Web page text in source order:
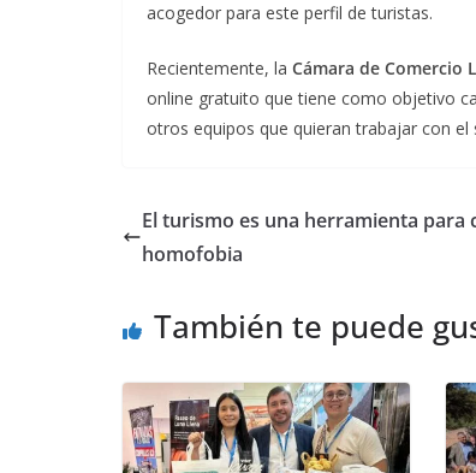
acogedor para este perfil de turistas.
Recientemente, la Cámara de Comercio
online gratuito que tiene como objetivo
otros equipos que quieran trabajar con
El turismo es una herramienta para
homofobia
También te puede